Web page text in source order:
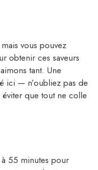
vous pouvez
obtenir ces saveurs
tant. Une
ici — n’oubliez pas de
que tout ne colle
55 minutes pour